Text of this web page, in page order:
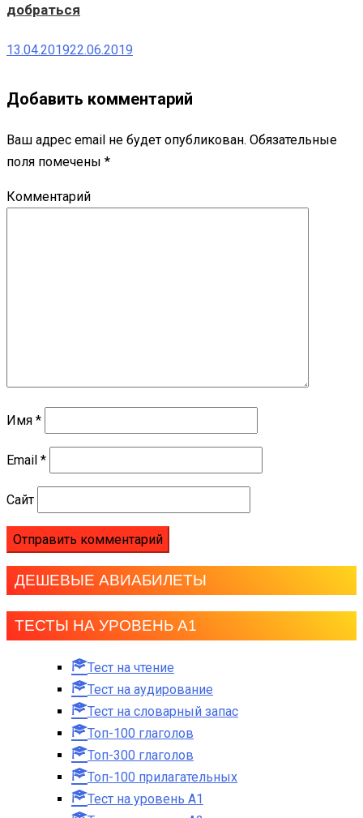
добраться
13.04.201922.06.2019
Добавить комментарий
Ваш адрес email не будет опубликован. Обязательные
поля помечены *
Комментарий
Имя *
Email *
Сайт
ДЕШЕВЫЕ АВИАБИЛЕТЫ
ТЕСТЫ НА УРОВЕНЬ А1
Тест на чтение
Тест на аудирование
Тест на словарный запас
Топ-100 глаголов
Топ-300 глаголов
Топ-100 прилагательных
Тест на уровень A1